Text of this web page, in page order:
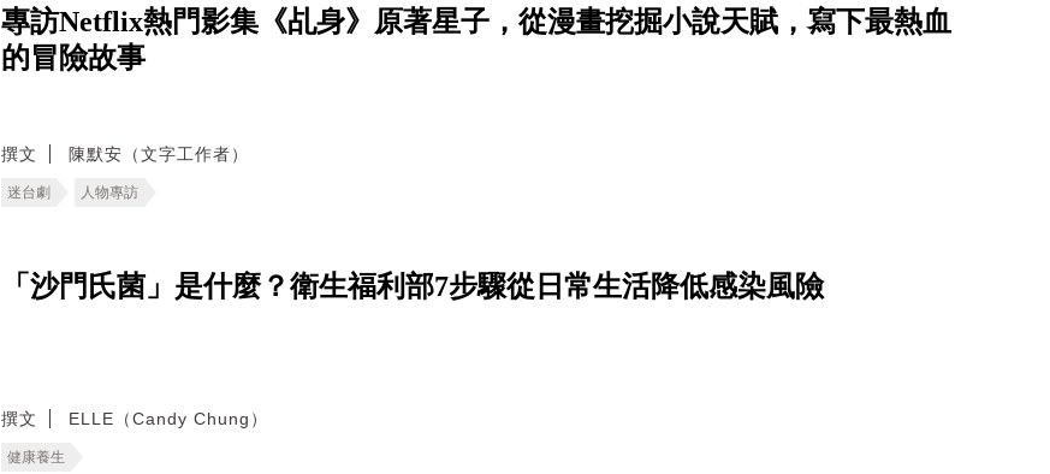
專訪Netflix熱門影集《乩身》原著星子，從漫畫挖掘小說天賦，寫下最熱血
的冒險故事
撰文 陳默安（文字工作者）
迷台劇 人物專訪
「沙門氏菌」是什麼？衛生福利部7步驟從日常生活降低感染風險
撰文 ELLE（Candy Chung）
健康養生